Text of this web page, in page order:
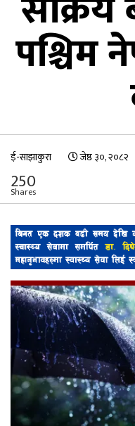
पश्चिम
ई-साझाकुरा जेष्ठ ३०, २०८२
250
Shares